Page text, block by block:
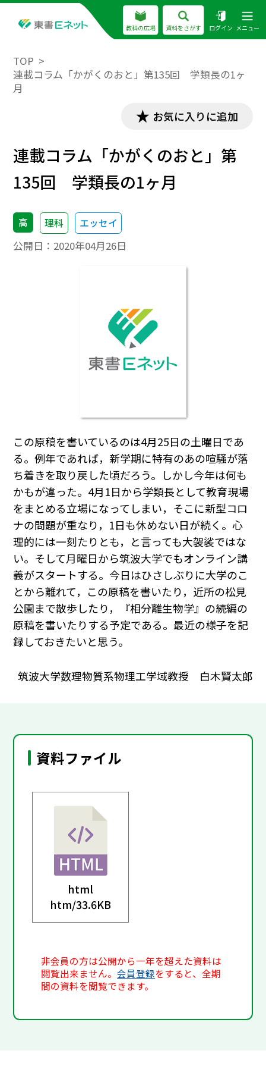
教科の広場 資料をさがす ログイン メニュー
TOP
連載コラム「かがくのおと」第135回 学類長の1ヶ
月
お気に入りに追加
連載コラム「かがくのおと」第
135回 学類長の1ヶ月
高 理科 エッセイ
公開日： 2020年04月26日
この原稿を書いているのは4月25日の土曜日であ
る。例年であれば，新学期に特有のあの喧騒が落
ち着きを取り戻した頃だろう。しかし今年は何も
かもが違った。4月1日から学類長として教育現場
をまとめる立場になってしまい，そこに新型コロ
ナの問題が重なり，1日も休めない日が続く。心
理的には一刻たりとも，と言っても大袈裟ではな
い。そして月曜日から筑波大学でもオンライン講
義がスタートする。今日はひさしぶりに大学のこ
とから離れて，この原稿を書いたり，近所の松見
公園まで散歩したり，『相分離生物学』の続編の
原稿を書いたりする予定である。最近の様子を記
録しておきたいと思う。
筑波大学数理物質系物理工学域教授 白木賢太郎
資料ファイル
html
htm/33.6KB
非会員の方は公開から一年を超えた資料は
閲覧出来ません。会員登録をすると、全期
間の資料を閲覧できます。